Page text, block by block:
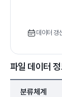
데이터 갱
파일 데이터
분류체계